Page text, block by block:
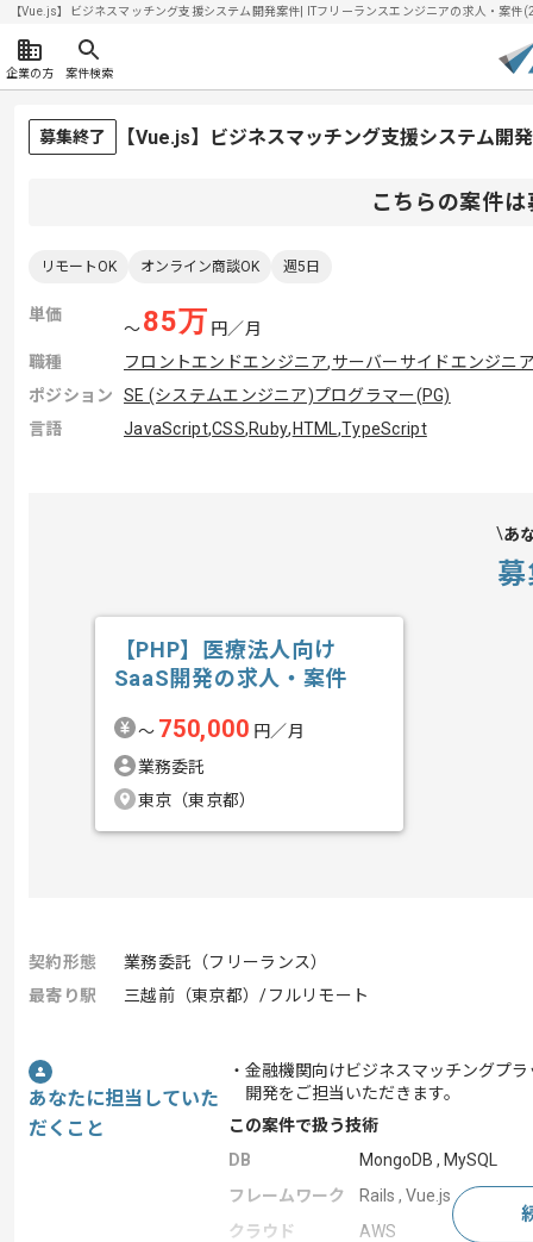
【Vue.js】ビジネスマッチング支援システム開発案件| ITフリーランスエンジニアの求人・案
企業の方 案件検索
募集終了 【Vue.js】ビジネスマッチング支援システム開
こちらの案件
リモートOK オンライン商談OK 週5日
単価
〜85万 円／月
職種
フロントエンドエンジニア,サーバーサイドエンジニ
ポジション
SE (システムエンジニア)プログラマー(PG)
言語
JavaScript,CSS,Ruby, HTML ,TypeScript
あ
【PHP】医療法人向け
SaaS開発の求人・案件
〜 750,000 円／月
業務委託
東京（東京都）
契約形態
業務委託（フリーランス）
最寄り駅
三越前（東京都）/フルリモート
あなたに担当していた
だくこと
・金融機関向けビジネスマッチングプ
開発をご担当いただきます。
この案件で扱う技術
DB
MongoDB , MySQL
フレームワーク
Rails , Vue.js
クラウド
AWS